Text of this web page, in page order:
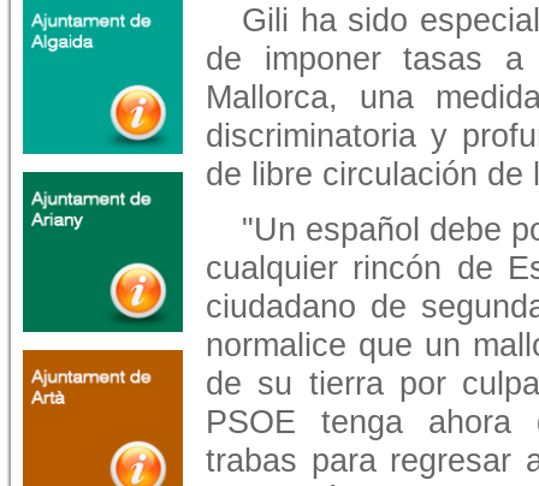
Gili ha sido
de imponer tasas
Mallorca, una
discriminatoria y
de libre circulación de
"Un español debe
cualquier rincón de
ciudadano de
normalice que un
de su tierra por
PSOE tenga ahora
trabas para regresar